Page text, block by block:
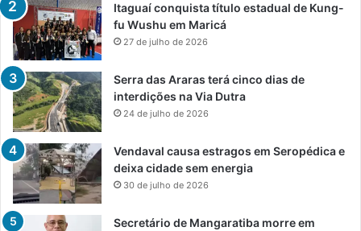
Itaguaí conquista título estadual de Kung-
fu Wushu em Maricá
27 de julho de 2026
Serra das Araras terá cinco dias de
interdições na Via Dutra
24 de julho de 2026
Vendaval causa estragos em Seropédica e
deixa cidade sem energia
30 de julho de 2026
Secretário de Mangaratiba morre em